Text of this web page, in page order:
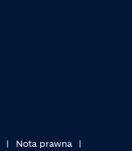
Nota prawna